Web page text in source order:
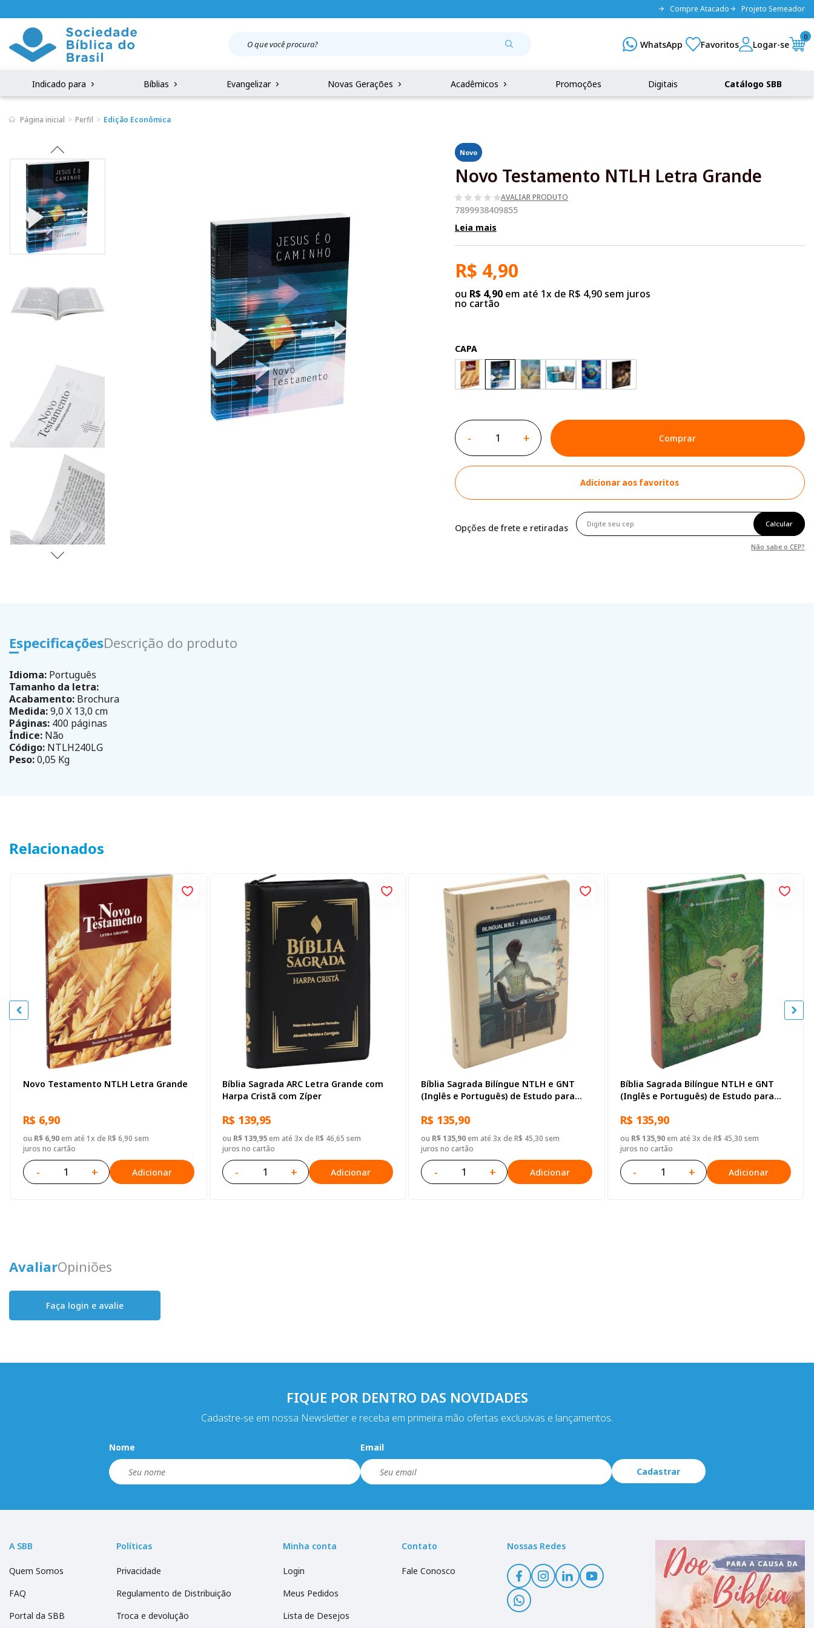
Compre Atacado Projeto Semeador
0
Indicado para Bíblias Evangelizar Novas Gerações Acadêmicos Promoções Digitais Catálogo SBB
Página inicial Perfil Edição Econômica
Novo
Novo Testamento NTLH Letra Grande
AVALIAR PRODUTO
7899938409855
Leia mais
R$ 4,90
ou R$ 4,90em até 1x de R$ 4,90 sem juros
no cartão
CAPA
- + Comprar
Adicionar aos favoritos
Opções de frete e retiradas Calcular
Não sabe o CEP?
EspecificaçõesDescrição do produto
Idioma: Português
Tamanho da letra:
Acabamento: Brochura
Medida:9,0 X 13,0 cm
Páginas: 400 páginas
Índice: Não
Código: NTLH240LG
Peso:0,05 Kg
Relacionados
Novo Testamento NTLH Letra Grande
R$ 6,90
ou R$ 6,90em até 1x de R$ 6,90 sem
juros no cartão
- + Adicionar
Bíblia Sagrada ARC Letra Grande com
Harpa Cristã com Zíper
R$ 139,95
ou R$ 139,95em até 3x de R$ 46,65 sem
juros no cartão
- + Adicionar
Bíblia Sagrada Bilíngue NTLH e GNT
(Inglês e Português) de Estudo para
Capa Dura Ilustrada: Cinza
R$ 135,90
ou R$ 135,90em até 3x de R$ 45,30 sem
juros no cartão
- + Adicionar
Bíblia Sagrada Bilíngue NTLH e GNT
(Inglês e Português) de Estudo para
Capa Dura Ilustrada: Verde-escura
R$ 135,90
ou R$ 135,90em até 3x de R$ 45,30 sem
juros no cartão
- + Adicionar
AvaliarOpiniões
Faça login e avalie
FIQUE POR DENTRO DAS NOVIDADES
Cadastre-se em nossa Newsletter e receba em primeira mão ofertas exclusivas e lançamentos.
Nome Email
Cadastrar
A SBB
Quem Somos
FAQ
Portal da SBB
Políticas
Privacidade
Regulamento de Distribuição
Troca e devolução
Minha conta
Login
Meus Pedidos
Lista de Desejos
Contato
Fale Conosco
Nossas Redes